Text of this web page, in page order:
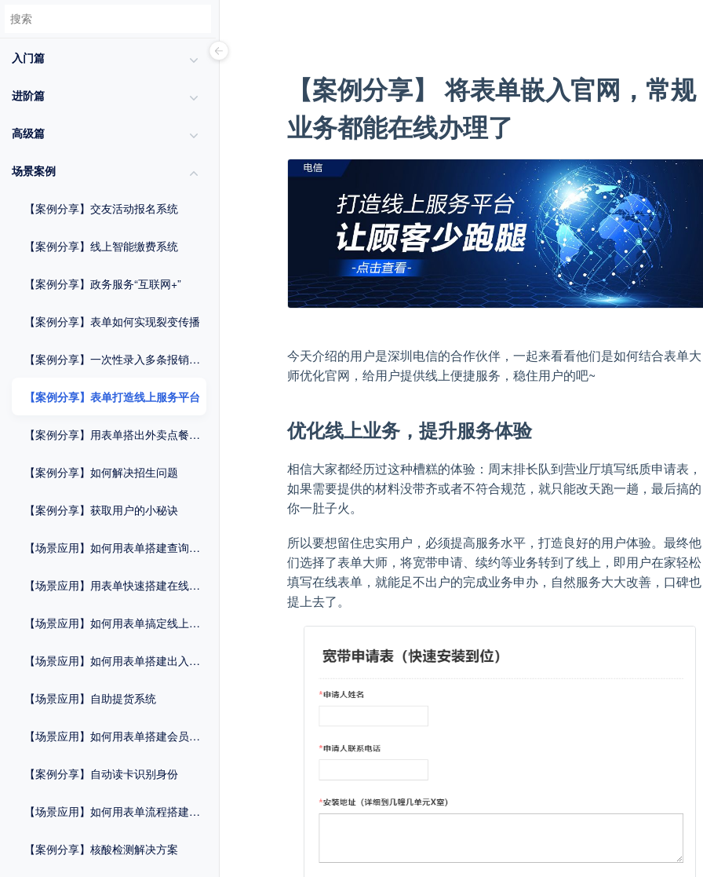
入门篇
进阶篇
高级篇
场景案例
【案例分享】交友活动报名系统
【案例分享】线上智能缴费系统
【案例分享】政务服务“互联网+”
【案例分享】表单如何实现裂变传播
【案例分享】一次性录入多条报销记录
【案例分享】表单打造线上服务平台
【案例分享】用表单搭出外卖点餐系统
【案例分享】如何解决招生问题
【案例分享】获取用户的小秘诀
【场景应用】如何用表单搭建查询系统
【场景应用】用表单快速搭建在线商城
【场景应用】如何用表单搞定线上预约
【场景应用】如何用表单搭建出入管理系统
【场景应用】自助提货系统
【场景应用】如何用表单搭建会员管理系统？
【案例分享】自动读卡识别身份
【场景应用】如何用表单流程搭建维修申报系统？
【案例分享】核酸检测解决方案
【案例分享】 将表单嵌入官网，常规
业务都能在线办理了
今天介绍的用户是深圳电信的合作伙伴，一起来看看他们是如何结合表单大
师优化官网，给用户提供线上便捷服务，稳住用户的吧~
优化线上业务，提升服务体验
相信大家都经历过这种槽糕的体验：周末排长队到营业厅填写纸质申请表，
如果需要提供的材料没带齐或者不符合规范，就只能改天跑一趟，最后搞的
你一肚子火。
所以要想留住忠实用户，必须提高服务水平，打造良好的用户体验。最终他
们选择了表单大师，将宽带申请、续约等业务转到了线上，即用户在家轻松
填写在线表单，就能足不出户的完成业务申办，自然服务大大改善，口碑也
提上去了。